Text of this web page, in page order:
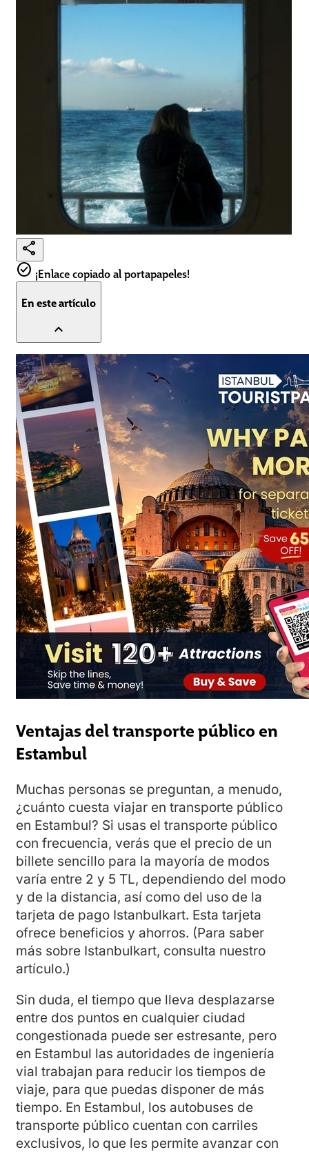
share
check_circle ¡Enlace copiado al portapapeles!
En este artículo
expand_less
Ventajas del transporte público en
Estambul
Muchas personas se preguntan, a menudo,
¿cuánto cuesta viajar en transporte público
en Estambul? Si usas el transporte público
con frecuencia, verás que el precio de un
billete sencillo para la mayoría de modos
varía entre 2 y 5 TL, dependiendo del modo
y de la distancia, así como del uso de la
tarjeta de pago Istanbulkart. Esta tarjeta
ofrece beneficios y ahorros. (Para saber
más sobre Istanbulkart, consulta nuestro
artículo.)
Sin duda, el tiempo que lleva desplazarse
entre dos puntos en cualquier ciudad
congestionada puede ser estresante, pero
en Estambul las autoridades de ingeniería
vial trabajan para reducir los tiempos de
viaje, para que puedas disponer de más
tiempo. En Estambul, los autobuses de
transporte público cuentan con carriles
exclusivos, lo que les permite avanzar con